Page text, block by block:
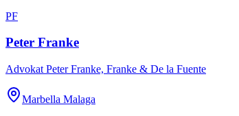
PF
Peter Franke
Advokat Peter Franke, Franke & De la Fuente
Marbella Malaga